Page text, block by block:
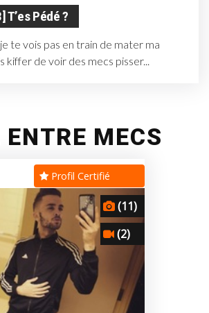
T’es Pédé ?
te vois pas en train de mater ma
kiffer de voir des mecs pisser...
MECS